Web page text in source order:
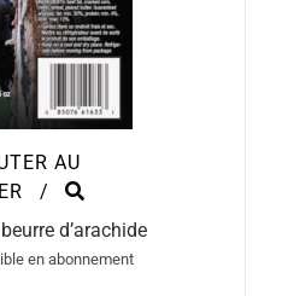
AU
/
d’arachide
en abonnement